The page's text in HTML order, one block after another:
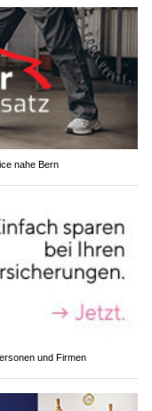
nahe Bern
und Firmen